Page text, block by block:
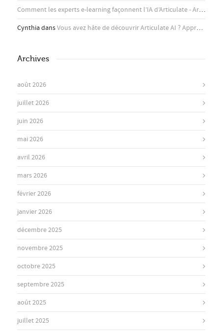
Comment les experts e-learning façonnent l’IA d’Articulate - Articulate
CynthiadansVous avez hâte de découvrir Articulate AI ? Apprenez-en plus ici !
Archives
août 2026
juillet 2026
juin 2026
mai 2026
avril 2026
mars 2026
février 2026
janvier 2026
décembre 2025
novembre 2025
octobre 2025
septembre 2025
août 2025
juillet 2025